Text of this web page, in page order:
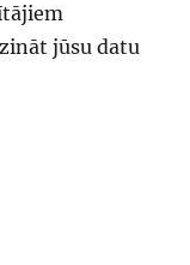
jūsu datu